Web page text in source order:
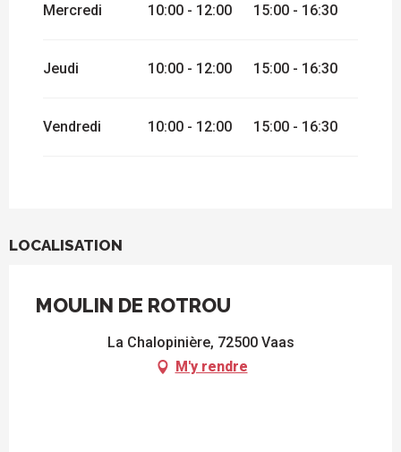
DU 8 JUILLET 2026AU24 JUILLET
2026
Mercredi 10:00 - 12:00 15:00 - 16:30
Jeudi 10:00 - 12:00 15:00 - 16:30
Vendredi 10:00 - 12:00 15:00 - 16:30
LOCALISATION
MOULIN DE ROTROU
La Chalopinière, 72500 Vaas
M'y rendre